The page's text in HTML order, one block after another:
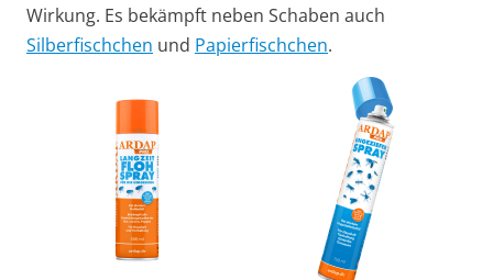
Wirkung. Es bekämpft neben Schaben auch
Silberfischchen und Papierfischchen.